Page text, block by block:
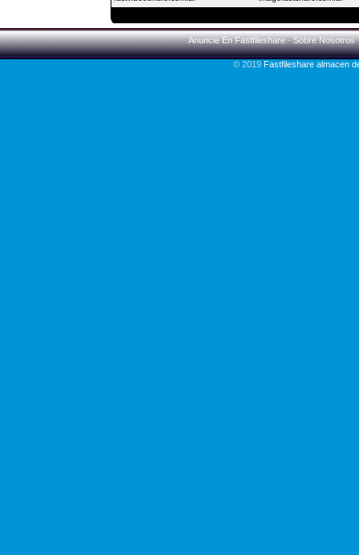
Anuncie En Fastfileshare-Sobre Nosotros
© 2019Fastfileshare almacen